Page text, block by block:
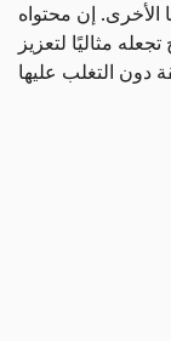
الأخرى. إن محتواه
مثاليًا لتعزيز